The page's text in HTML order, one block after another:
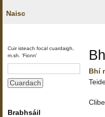
Naisc
Cuir isteach focal cuardaigh,
m.sh. 'Fionn'
Brabhsáil
Bhí